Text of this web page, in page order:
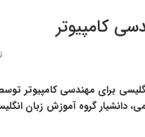
کامپیوتر
برای مهندسی کامپیوتر
دانشیار گروه آموزش زبان